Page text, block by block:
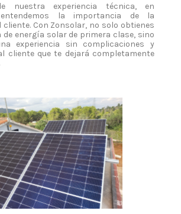
nuestra experiencia técnica, en
la importancia de la
cliente. Con Zonsolar, no solo obtienes
de energía solar de primera clase, sino
experiencia sin complicaciones y
cliente que te dejará completamente